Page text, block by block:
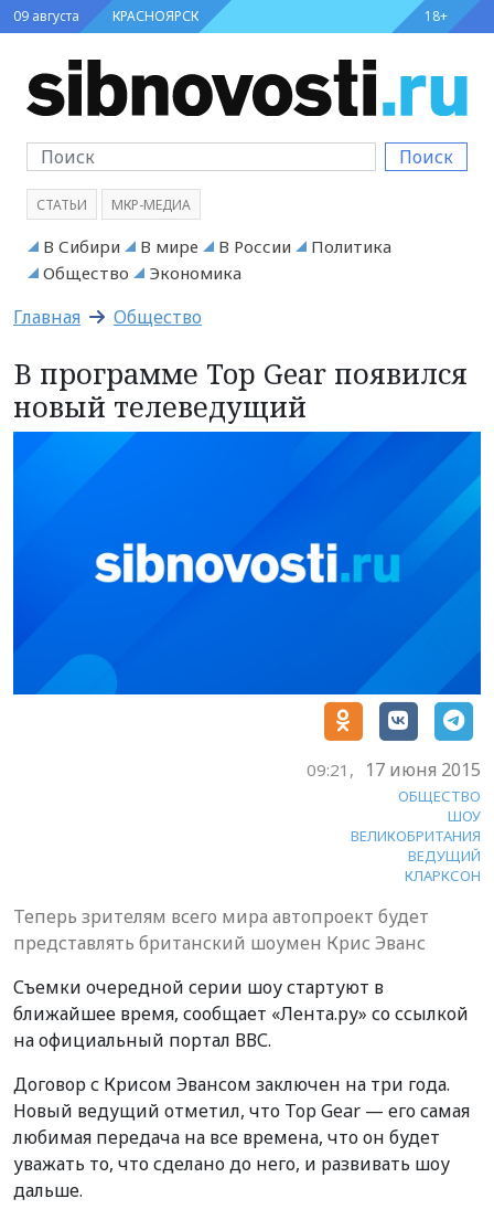
09 августа КРАСНОЯРСК 18+
Поиск
СТАТЬИ МКР-МЕДИА
В Сибири В мире В России
Политика
Общество
Экономика
Главная Общество
В программе Top Gear появился
новый телеведущий
09:21, 17 июня 2015
ОБЩЕСТВО
ШОУ
ВЕЛИКОБРИТАНИЯ
ВЕДУЩИЙ
КЛАРКСОН
Теперь зрителям всего мира автопроект будет
представлять британский шоумен Крис Эванс
Съемки очередной серии шоу стартуют в
ближайшее время, сообщает «Лента.ру» со ссылкой
на официальный портал ВВС.
Договор с Крисом Эвансом заключен на три года.
Новый ведущий отметил, что Top Gear — его самая
любимая передача на все времена, что он будет
уважать то, что сделано до него, и развивать шоу
дальше.